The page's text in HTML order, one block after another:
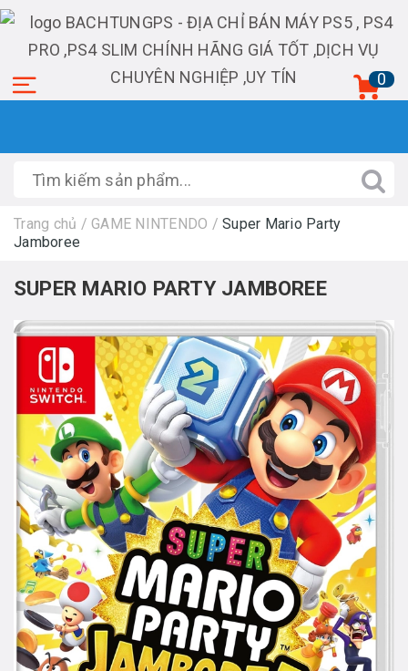
0
Trang chủ / GAME NINTENDO / Super Mario Party
Jamboree
SUPER MARIO PARTY JAMBOREE